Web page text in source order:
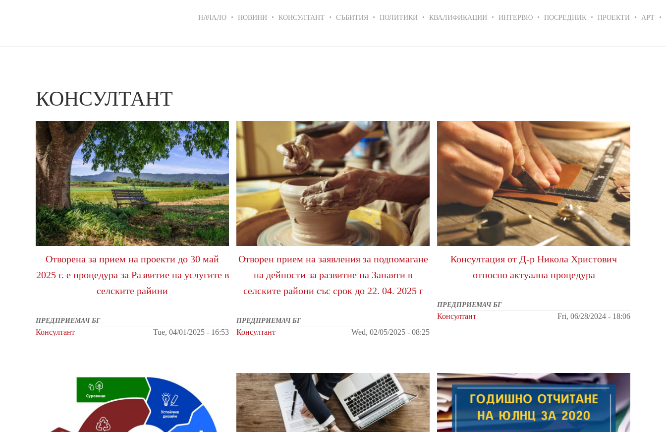
navigation
НАЧАЛО НОВИНИ КОНСУЛТАНТ СЪБИТИЯ ПОЛИТИКИ КВАЛИФИКАЦИИ ИНТЕРВЮ ПОСРЕДНИК ПРОЕКТИ АРТ
КОНСУЛТАНТ
Отворена за прием на проекти до 30 май
2025 г. е процедура за Развитие на услугите в
селските райини
ПРЕДПРИЕМАЧ БГ
Консултант Tue, 04/01/2025 - 16:53
Отворен прием на заявления за подпомагане
на дейности за развитие на Занаяти в
селските райони със срок до 22. 04. 2025 г
ПРЕДПРИЕМАЧ БГ
Консултант Wed, 02/05/2025 - 08:25
Консултация от Д-р Никола Христович
относно актуална процедура
ПРЕДПРИЕМАЧ БГ
Консултант Fri, 06/28/2024 - 18:06